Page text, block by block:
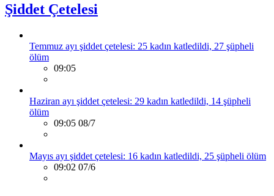
Şiddet Çetelesi
Temmuz ayı şiddet çetelesi: 25 kadın katledildi, 27 şüpheli
ölüm
09:05
Haziran ayı şiddet çetelesi: 29 kadın katledildi, 14 şüpheli
ölüm
09:05 08/7
Mayıs ayı şiddet çetelesi: 16 kadın katledildi, 25 şüpheli ölüm
09:02 07/6